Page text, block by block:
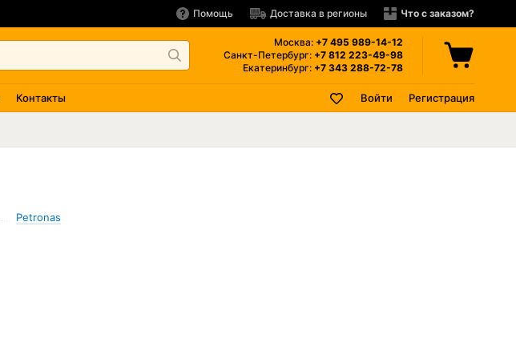
Помощь Доставка в регионы Что с заказом?
Москва: +7 495 989-14-12
Санкт-Петербург: +7 812 223-49-98
Екатеринбург: +7 343 288-72-78
Контакты Войти Регистрация
Petronas